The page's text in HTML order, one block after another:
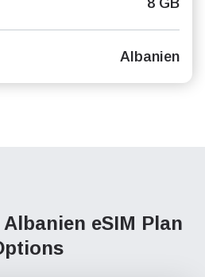
8 GB
Albanien
eSIM Plan